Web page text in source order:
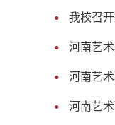
我校召
河南艺
河南艺
河南艺